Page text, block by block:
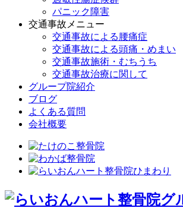
パニック障害
交通事故メニュー
交通事故による腰痛症
交通事故による頭痛・めまい
交通事故施術・むちうち
交通事故治療に関して
グループ院紹介
ブログ
よくある質問
会社概要